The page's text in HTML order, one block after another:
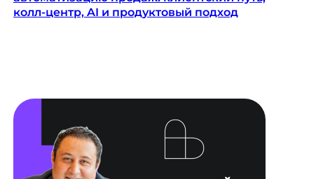
колл-центр, AI и продуктовый подход